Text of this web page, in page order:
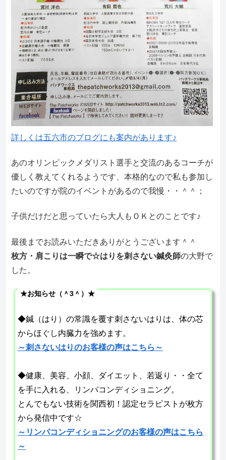
詳しくは五六市のブログにも案内があります♪
あのオリンピックメダリスト選手と交流のあるコーチが
優しく教えてくれるようです、本格的なので私も参加し
たいのですが院のイベントがあるので我慢・・＾＾；
子供だけだと思っていたら大人もＯＫとのことです♪
最後までお読みいただきありがとうございます＾＾
枚方・肩こりは一瞬で☆はりを刺さない鍼灸師の大野で
した。
★お知らせ（＾3＾）★
◆鍼（はり）の常識を覆す刺さないはりは、体の芯
からほぐし内臓力を強めます。
～刺さないはりのお客様の声はこちら～
◆健康、美容、小顔、ダイエット、若返り・・全て
を手に入れる、リンパコンディショニング。
とんでもない技術を関西初！認定セラピストが枚方
から発信中です☆
～リンパコンディショニングのお客様の声はこちら
～